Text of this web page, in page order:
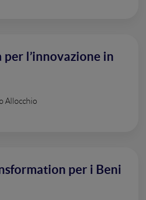
l’innovazione in
Allocchio
per i Beni